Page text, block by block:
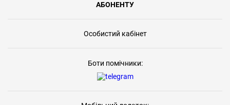
АБОНЕНТУ
Особистий кабінет
Боти помічники: